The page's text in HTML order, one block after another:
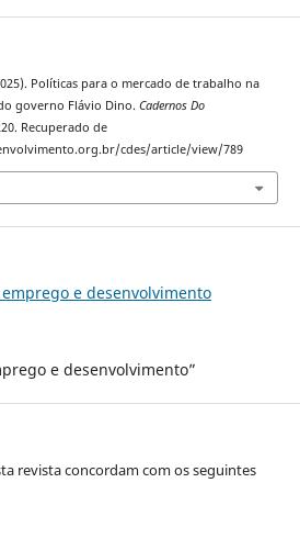
Políticas para o mercado de trabalho na
governo Flávio Dino. Cadernos Do
Recuperado de
cdes/article/view/789
e desenvolvimento
e desenvolvimento”
revista concordam com os seguintes